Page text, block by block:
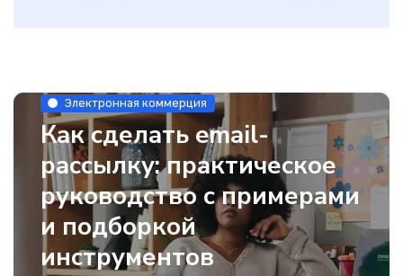
Электронная коммерция
Как сделать email-
рассылку: практическое
руководство с примерами
и подборкой
инструментов